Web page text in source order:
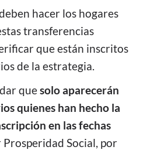
hacer los hogares
transferencias
que están inscritos
de la estrategia.
quesolo aparecerán
quienes han hecho la
en las fechas
Prosperidad Social, por